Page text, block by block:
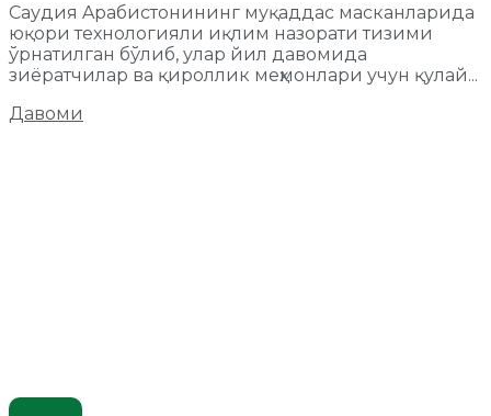
Саудия Aрабистонининг муқаддас масканларида
юқори технологияли иқлим назорати тизими
ўрнатилган бўлиб, улар йил давомида
зиёратчилар ва қироллик меҳмонлари учун қулай...
Давоми